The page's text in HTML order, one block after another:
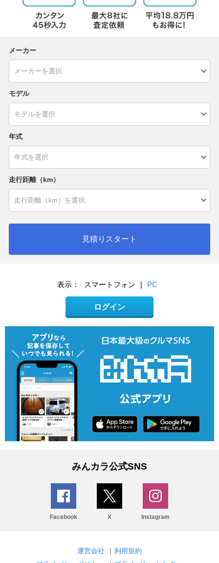
メーカー
モデル
年式
走行距離（km）
見積りスタート
表示： スマートフォン | PC
ログイン
みんカラ公式SNS
Facebook X Instagram
運営会社 | 利用規約